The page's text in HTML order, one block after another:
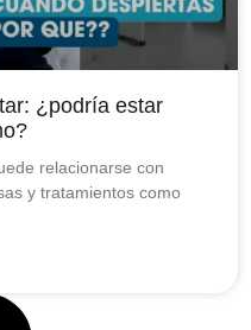
¿podría estar
relacionarse con
y tratamientos como